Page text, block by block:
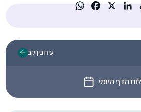
לוח הדף היומי
עירובין קב